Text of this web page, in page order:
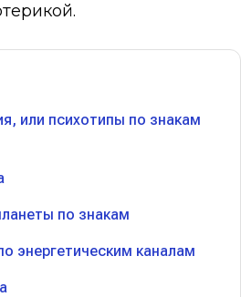
или психотипы по знакам
по знакам
энергетическим каналам